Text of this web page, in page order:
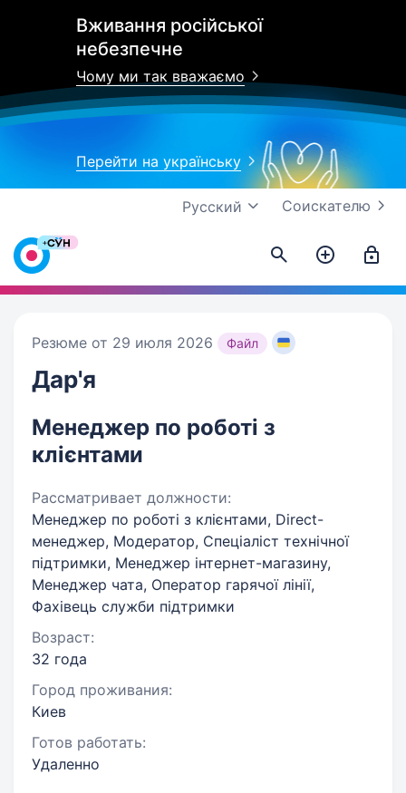
Вживання російської
небезпечне
Чому ми так вважаємо
Перейти на українську
Соискателю
Русский
Резюме от 29 июля 2026 Файл
Дар'я
Менеджер по роботі з
клієнтами
Рассматривает должности:
Менеджер по роботі з клієнтами, Direct-
менеджер, Модератор, Спеціаліст технічної
підтримки, Менеджер інтернет-магазину,
Менеджер чата, Оператор гарячої лінії,
Фахівець служби підтримки
Возраст:
32 года
Город проживания:
Киев
Готов работать:
Удаленно